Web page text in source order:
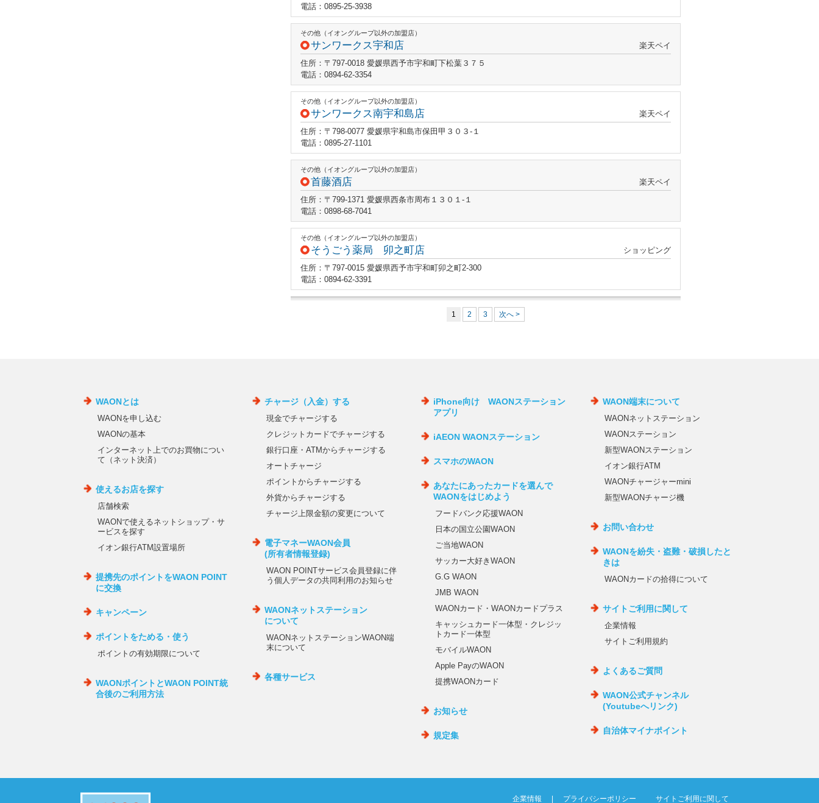
電話：0895-25-3938
その他（イオングループ以外の加盟店）
サンワークス宇和店
楽天ペイ
住所：〒797-0018 愛媛県西予市宇和町下松葉３７５
電話：0894-62-3354
その他（イオングループ以外の加盟店）
サンワークス南宇和島店
楽天ペイ
住所：〒798-0077 愛媛県宇和島市保田甲３０３‐１
電話：0895-27-1101
その他（イオングループ以外の加盟店）
首藤酒店
楽天ペイ
住所：〒799-1371 愛媛県西条市周布１３０１‐１
電話：0898-68-7041
その他（イオングループ以外の加盟店）
そうごう薬局 卯之町店
ショッピング
住所：〒797-0015 愛媛県西予市宇和町卯之町2-300
電話：0894-62-3391
1 2 3 次へ >